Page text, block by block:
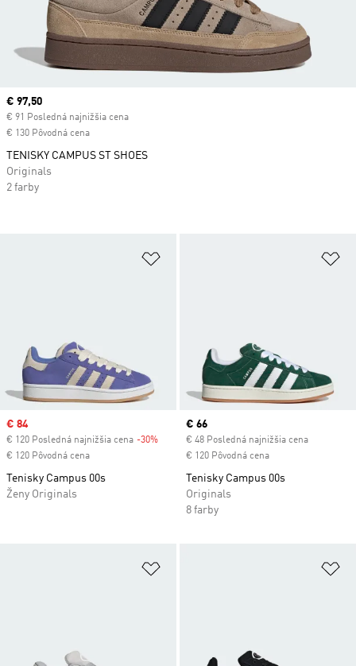
Pridať do zoznamu želaných
Sale price
€ 84
€ 120 Posledná najnižšia cena -30% Discount
€ 120 Pôvodná cena
Tenisky Campus 00s
Ženy Originals
Current price
€ 66
€ 48 Posledná najnižšia cena
€ 120 Pôvodná cena
Tenisky Campus 00s
Originals
8 farby
Pridať do zoznamu želaných
Current price
€ 97,50
€ 91 Posledná najnižšia cena
€ 130 Pôvodná cena
TENISKY CAMPUS ST SHOES
Originals
2 farby